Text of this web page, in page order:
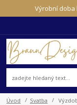
Výrobní doba
Úvod Svatba